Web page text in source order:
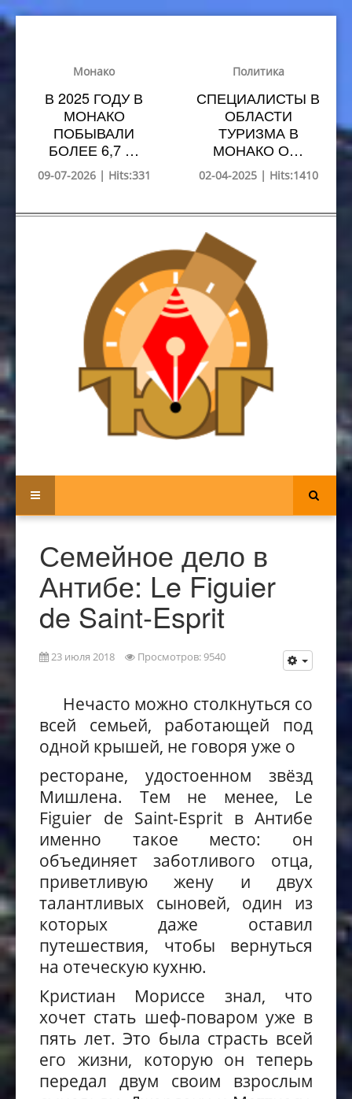
Монако
В 2025 ГОДУ В
МОНАКО
ПОБЫВАЛИ
БОЛЕЕ 6,7 …
09-07-2026 | Hits:331
Политика
СПЕЦИАЛИСТЫ В
ОБЛАСТИ
ТУРИЗМА В
МОНАКО О…
02-04-2025 | Hits:1410
Семейное дело в
Антибе: Le Figuier
de Saint-Esprit
23 июля 2018 Просмотров: 9540
Нечасто можно столкнуться со
всей семьей, работающей под
одной крышей, не говоря уже о
ресторане, удостоенном звёзд
Мишлена. Тем не менее, Le
Figuier de Saint-Esprit в Антибе
именно такое место: он
объединяет заботливого отца,
приветливую жену и двух
талантливых сыновей, один из
которых даже оставил
путешествия, чтобы вернуться
на отеческую кухню.
Кристиан Мориссе знал, что
хочет стать шеф-поваром уже в
пять лет. Это была страсть всей
его жизни, которую он теперь
передал двум своим взрослым